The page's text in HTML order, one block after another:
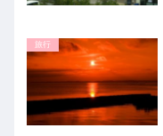
旅行